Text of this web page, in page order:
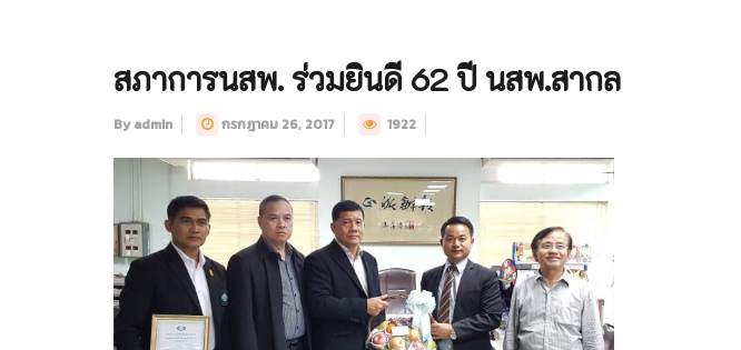
สภาการนสพ. ร่วมยินดี 62 ปี นสพ.สากล
By admin กรกฎาคม 26, 2017 1922